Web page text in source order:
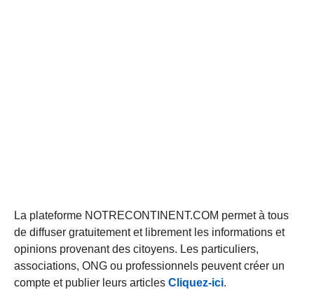
La plateforme NOTRECONTINENT.COM permet à tous
de diffuser gratuitement et librement les informations et
opinions provenant des citoyens. Les particuliers,
associations, ONG ou professionnels peuvent créer un
compte et publier leurs articles Cliquez-ici.